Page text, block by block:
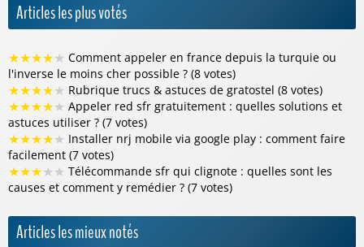
Articles les plus votés
★★★★★ Comment appeler en france depuis la turquie ou
l'inverse le moins cher possible ? (8 votes)
★★★★★ Rubrique trucs & astuces de gratostel (8 votes)
★★★★★ Appeler red sfr gratuitement : quelles solutions et
astuces utiliser ? (7 votes)
★★★★★ Installer nrj mobile via google play : comment faire
facilement (7 votes)
★★★★★ Télécommande sfr qui clignote : quelles sont les
causes et comment y remédier ? (7 votes)
Articles les mieux notés